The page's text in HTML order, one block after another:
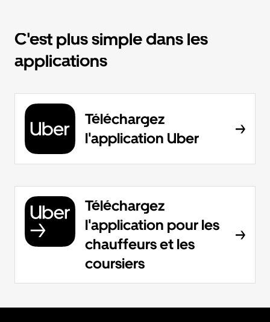
C'est plus simple dans les
applications
Téléchargez
l'application Uber
Téléchargez
l'application pour les
chauffeurs et les
coursiers